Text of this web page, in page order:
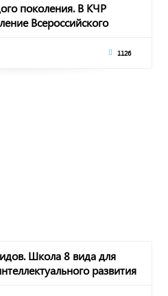
поколения. В КЧР
Всероссийского
1126
Школа 8 вида для
развития